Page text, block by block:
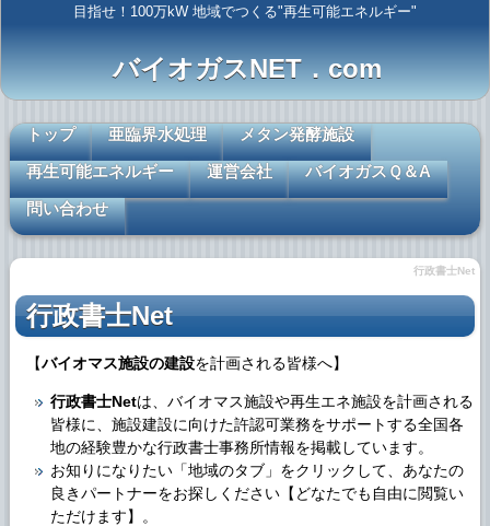
目指せ！100万kW 地域でつくる"再生可能エネルギー"
バイオガスNET．com
トップ 亜臨界水処理
メタン発酵施設
再生可能エネルギー
運営会社
バイオガスＱ＆A
問い合わせ
行政書士Net
行政書士Net
【バイオマス施設の建設を計画される皆様へ】
行政書士Netは、バイオマス施設や再生エネ施設を計画される
皆様に、施設建設に向けた許認可業務をサポートする全国各
地の経験豊かな行政書士事務所情報を掲載しています。
お知りになりたい「地域のタブ」をクリックして、あなたの
良きパートナーをお探しください【どなたでも自由に閲覧い
ただけます】。